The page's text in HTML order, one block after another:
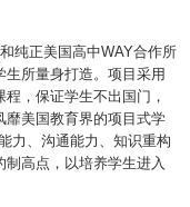
纯正美国高中WAY合作所
所量身打造。项目采用
，保证学生不出国门，
靡美国教育界的项目式学
力、沟通能力、知识重构
高点，以培养学生进入